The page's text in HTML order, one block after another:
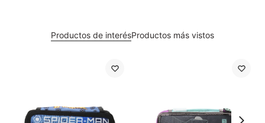
Productos de interésProductos más vistos